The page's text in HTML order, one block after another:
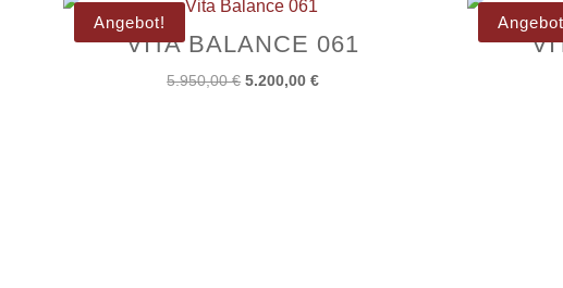
Angebot!
VITA BALANCE 061
5.950,00€ Ursprünglicher
5.200,00€Aktueller